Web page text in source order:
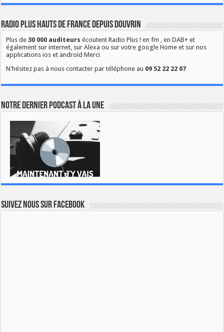
Radio Plus Hauts de France depuis Douvrin
Plus de30 000 auditeurs écoutent Radio Plus ! en fm , en DAB+ et
également sur internet, sur Alexa ou sur votre google Home et sur nos
applications ios et android Merci
N'hésitez pas à nous contacter par téléphone au 09 52 22 22 07
Notre dernier podcast à la une
Suivez nous sur Facebook